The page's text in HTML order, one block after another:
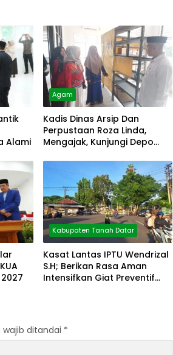
Alami
Agam
Kadis Dinas Arsip Dan
Perpustaan Roza Linda,
Mengajak, Kunjungi Depo
Kabupaten Tanah Datar
Kasat Lantas IPTU Wendrizal
S.H; Berikan Rasa Aman
Intensifkan Giat Preventif
wajib ditandai *